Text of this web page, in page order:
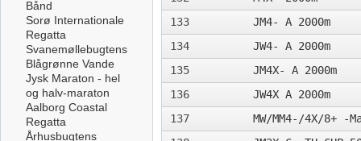
Bånd
Sorø Internationale
Regatta
Svanemøllebugtens
Blågrønne Vande
Jysk Maraton - hel
og halv-maraton
Aalborg Coastal
Regatta
Århusbugtens
133
JM4- A 2000m
134
JW4- A 2000m
135
JM4X- A 2000m
136
JW4X A 2000m
137
MW/MM4-/4X/8+ -